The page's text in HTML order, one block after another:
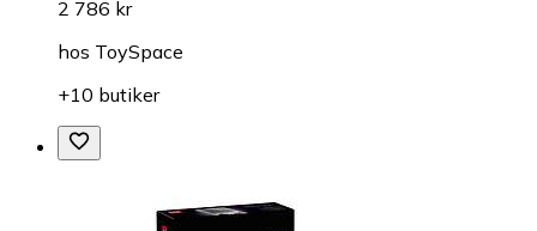
2 786 kr
hos ToySpace
+10 butiker